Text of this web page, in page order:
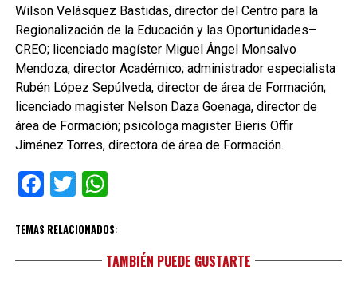
Wilson Velásquez Bastidas, director del Centro para la
Regionalización de la Educación y las Oportunidades–
CREO; licenciado magíster Miguel Ángel Monsalvo
Mendoza, director Académico; administrador especialista
Rubén López Sepúlveda, director de área de Formación;
licenciado magister Nelson Daza Goenaga, director de
área de Formación; psicóloga magister Bieris Offir
Jiménez Torres, directora de área de Formación.
Facebook
TwitterWhatsApp
TEMAS RELACIONADOS:
TAMBIÉN PUEDE GUSTARTE